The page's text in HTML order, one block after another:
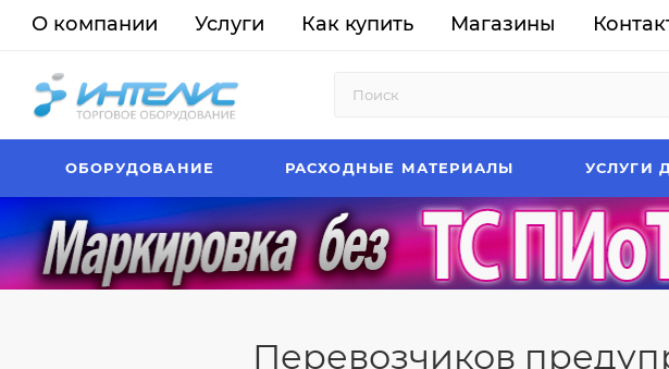
О компании Услуги Как купить Магазины
ОБОРУДОВАНИЕ РАСХОДНЫЕ МАТЕРИАЛЫ УСЛУГИ
Перевозчиков